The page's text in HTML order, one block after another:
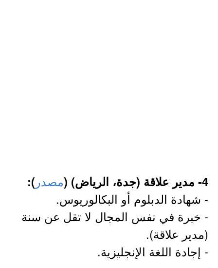
4- مدير علاقة (جدة، الرياض) ( مصدر ):
- شهادة الدبلوم أو البكالوريوس.
- خبرة في نفس المجال لا تقل عن سنة
(مدير علاقة).
- إجادة اللغة الإنجليزية.